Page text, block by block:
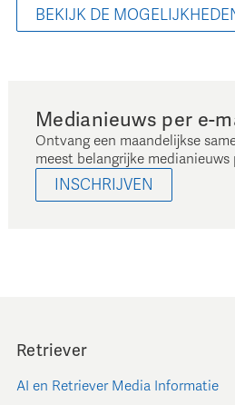
BEKIJK DE
Medianieuws per e-
Ontvang een maandelijkse
meest belangrijke medianieuws
INSCHRIJVEN
Retriever
AI en Retriever Media Informatie